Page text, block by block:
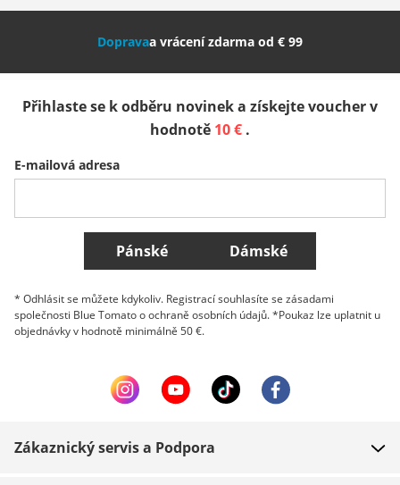
Nederland Italia (Italiano) Italien (Deutsch)
Slovenija
Belgique (Français) Danmark Norge
Všechny země
Dopravaa vrácení zdarma od € 99
Přihlaste se k odběru novinek a získejte voucher v
hodnotě 10 € .
E-mailová adresa
Pánské Dámské
* Odhlásit se můžete kdykoliv. Registrací souhlasíte se zásadami
společnosti Blue Tomato o ochraně osobních údajů. *Poukaz lze uplatnit u
objednávky v hodnotě minimálně 50 €.
Zákaznický servis a Podpora